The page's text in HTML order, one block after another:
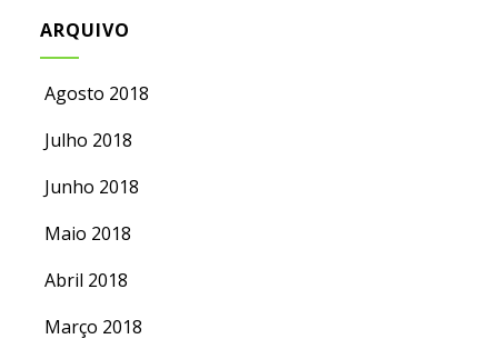
ARQUIVO
Agosto 2018
Julho 2018
Junho 2018
Maio 2018
Abril 2018
Março 2018